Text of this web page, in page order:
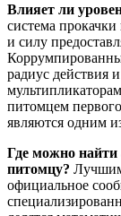
Влияет ли
система
и силу
радиус действия
питомцем
являются одним
Где можно найти
питомцу?
официальное